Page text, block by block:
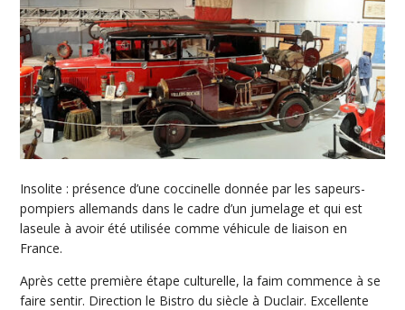
Insolite : présence d’une coccinelle donnée par les sapeurs-
pompiers allemands dans le cadre d’un jumelage et qui est
laseule à avoir été utilisée comme véhicule de liaison en
France.
Après cette première étape culturelle, la faim commence à se
faire sentir. Direction le Bistro du siècle à Duclair. Excellente